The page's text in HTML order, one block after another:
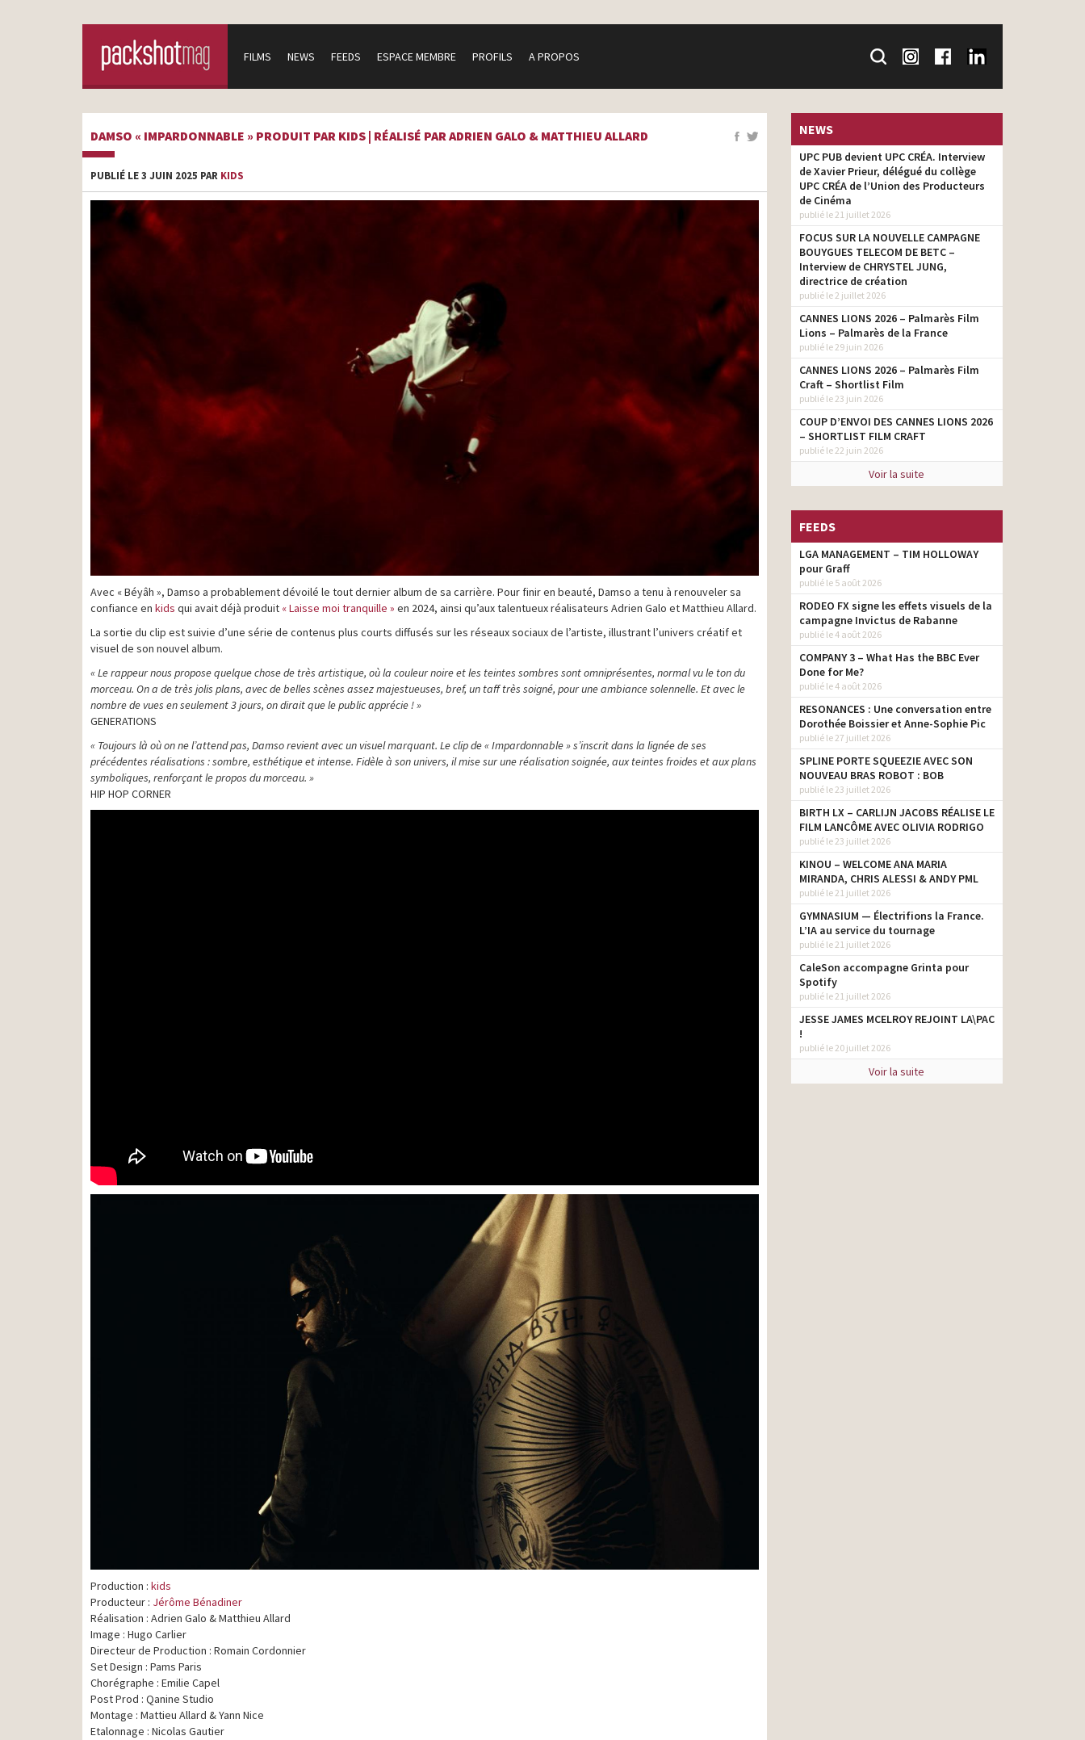
FILMS NEWS FEEDS ESPACE MEMBRE PROFILS A PROPOS
DAMSO « IMPARDONNABLE » PRODUIT PAR KIDS | RÉALISÉ PAR ADRIEN GALO & MATTHIEU ALLARD
PUBLIÉ LE 3 JUIN 2025 PAR KIDS
Avec « Béyâh », Damso a probablement dévoilé le tout dernier album de sa carrière. Pour finir en beauté, Damso a tenu à renouveler sa
confiance en kids qui avait déjà produit « Laisse moi tranquille » en 2024, ainsi qu’aux talentueux réalisateurs Adrien Galo et Matthieu Allard.
La sortie du clip est suivie d’une série de contenus plus courts diffusés sur les réseaux sociaux de l’artiste, illustrant l’univers créatif et
visuel de son nouvel album.
« Le rappeur nous propose quelque chose de très artistique, où la couleur noire et les teintes sombres sont omniprésentes, normal vu le ton du
morceau. On a de très jolis plans, avec de belles scènes assez majestueuses, bref, un taff très soigné, pour une ambiance solennelle. Et avec le
nombre de vues en seulement 3 jours, on dirait que le public apprécie ! »
GENERATIONS
« Toujours là où on ne l’attend pas, Damso revient avec un visuel marquant. Le clip de « Impardonnable » s’inscrit dans la lignée de ses
précédentes réalisations : sombre, esthétique et intense. Fidèle à son univers, il mise sur une réalisation soignée, aux teintes froides et aux plans
symboliques, renforçant le propos du morceau. »
HIP HOP CORNER
Production : kids
Producteur : Jérôme Bénadiner
Réalisation : Adrien Galo & Matthieu Allard
Image : Hugo Carlier
Directeur de Production : Romain Cordonnier
Set Design : Pams Paris
Chorégraphe : Emilie Capel
Post Prod : Qanine Studio
Montage : Mattieu Allard & Yann Nice
Etalonnage : Nicolas Gautier
NEWS
UPC PUB devient UPC CRÉA. Interview
de Xavier Prieur, délégué du collège
UPC CRÉA de l’Union des Producteurs
de Cinéma
publié le 21 juillet 2026
FOCUS SUR LA NOUVELLE CAMPAGNE
BOUYGUES TELECOM DE BETC –
Interview de CHRYSTEL JUNG,
directrice de création
publié le 2 juillet 2026
CANNES LIONS 2026 – Palmarès Film
Lions – Palmarès de la France
publié le 29 juin 2026
CANNES LIONS 2026 – Palmarès Film
Craft – Shortlist Film
publié le 23 juin 2026
COUP D’ENVOI DES CANNES LIONS 2026
– SHORTLIST FILM CRAFT
publié le 22 juin 2026
Voir la suite
FEEDS
LGA MANAGEMENT – TIM HOLLOWAY
pour Graff
publié le 5 août 2026
RODEO FX signe les effets visuels de la
campagne Invictus de Rabanne
publié le 4 août 2026
COMPANY 3 – What Has the BBC Ever
Done for Me?
publié le 4 août 2026
RESONANCES : Une conversation entre
Dorothée Boissier et Anne-Sophie Pic
publié le 27 juillet 2026
SPLINE PORTE SQUEEZIE AVEC SON
NOUVEAU BRAS ROBOT : BOB
publié le 23 juillet 2026
BIRTH LX – CARLIJN JACOBS RÉALISE LE
FILM LANCÔME AVEC OLIVIA RODRIGO
publié le 23 juillet 2026
KINOU – WELCOME ANA MARIA
MIRANDA, CHRIS ALESSI & ANDY PML
publié le 21 juillet 2026
GYMNASIUM — Électrifions la France.
L’IA au service du tournage
publié le 21 juillet 2026
CaleSon accompagne Grinta pour
Spotify
publié le 21 juillet 2026
JESSE JAMES MCELROY REJOINT LA\PAC
!
publié le 20 juillet 2026
Voir la suite